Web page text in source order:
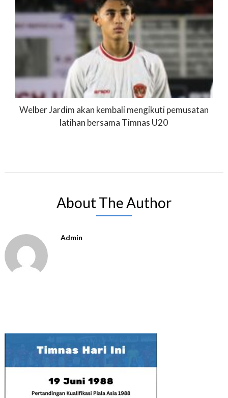
Welber Jardim akan kembali mengikuti pemusatan
latihan bersama Timnas U20
About The Author
Admin